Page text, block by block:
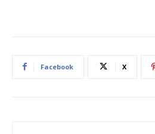
Facebook X